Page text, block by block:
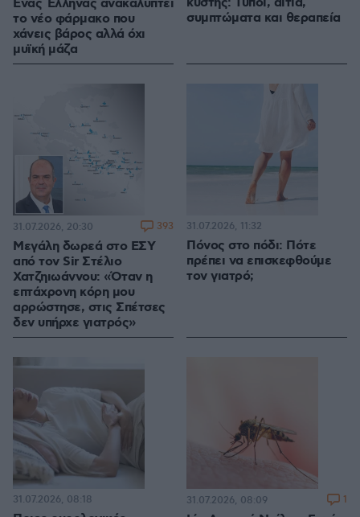
Ένας Έλληνας ανακαλύπτει
το νέο φάρμακο που
χάνεις βάρος αλλά όχι
μυϊκή μάζα
συμπτώματα και θεραπεία
Μεγάλη δωρεά στο ΕΣΥ
από τον Sir Στέλιο
Χατζηιωάννου: «Όταν η
επτάχρονη κόρη μου
αρρώστησε, στις Σπέτσες
δεν υπήρχε γιατρός»
31.07.2026, 20:30 393
Πόνος στο πόδι: Πότε
πρέπει να επισκεφθούμε
τον γιατρό;
31.07.2026, 11:32
31.07.2026, 08:18 31.07.2026, 08:09 1